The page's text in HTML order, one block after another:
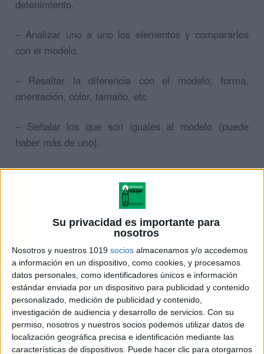
Su privacidad es importante para
nosotros
Nosotros y nuestros 1019 socios almacenamos y/o accedemos
a información en un dispositivo, como cookies, y procesamos
datos personales, como identificadores únicos e información
estándar enviada por un dispositivo para publicidad y contenido
personalizado, medición de publicidad y contenido,
investigación de audiencia y desarrollo de servicios. Con su
permiso, nosotros y nuestros socios podemos utilizar datos de
localización geográfica precisa e identificación mediante las
características de dispositivos. Puede hacer clic para otorgarnos
detenimiento.
– Analizar uno a uno los elementos y compararlos
con el modelo.
– Resaltar la diferencia con el modelo; forma,
orientación, color, tamaño, etc
– Señalar los que son iguales al modelo (puede
haber más de uno).
EJEMPLO DE LA ACTIVIDAD